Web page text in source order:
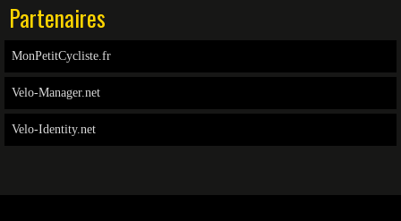
Partenaires
MonPetitCycliste.fr
Velo-Manager.net
Velo-Identity.net